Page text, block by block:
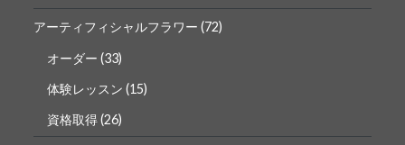
アーティフィシャルフラワー (72)
オーダー (33)
体験レッスン (15)
資格取得(26)